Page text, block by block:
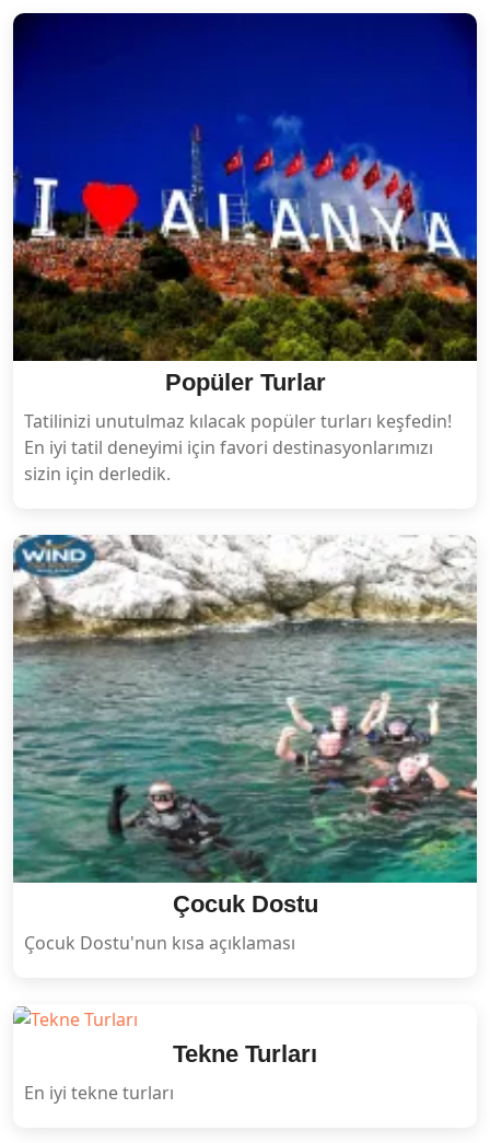
Popüler Turlar
Tatilinizi unutulmaz kılacak popüler turları keşfedin!
En iyi tatil deneyimi için favori destinasyonlarımızı
sizin için derledik.
Çocuk Dostu
Çocuk Dostu'nun kısa açıklaması
Tekne Turları
En iyi tekne turları